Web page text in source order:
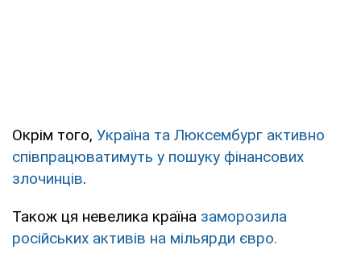
Окрім того, Україна та Люксембург активно
співпрацюватимуть у пошуку фінансових
злочинців.
Також ця невелика країна заморозила
російських активів на мільярди євро.